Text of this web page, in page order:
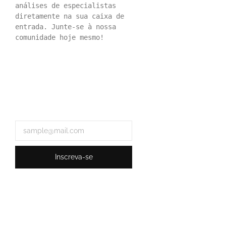
análises de especialistas
diretamente na sua caixa de
entrada. Junte-se à nossa
comunidade hoje mesmo!
Inscreva-se